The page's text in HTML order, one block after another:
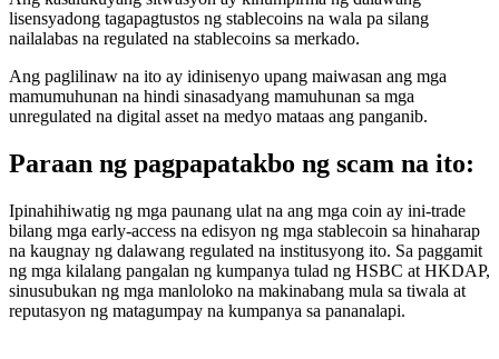
lisensyadong tagapagtustos ng stablecoins na wala pa silang
nailalabas na regulated na stablecoins sa merkado.
Ang paglilinaw na ito ay idinisenyo upang maiwasan ang mga
mamumuhunan na hindi sinasadyang mamuhunan sa mga
unregulated na digital asset na medyo mataas ang panganib.
Paraan ng pagpapatakbo ng scam na ito:
Ipinahihiwatig ng mga paunang ulat na ang mga coin ay ini-trade
bilang mga early-access na edisyon ng mga stablecoin sa hinaharap
na kaugnay ng dalawang regulated na institusyong ito. Sa paggamit
ng mga kilalang pangalan ng kumpanya tulad ng HSBC at HKDAP,
sinusubukan ng mga manloloko na makinabang mula sa tiwala at
reputasyon ng matagumpay na kumpanya sa pananalapi.